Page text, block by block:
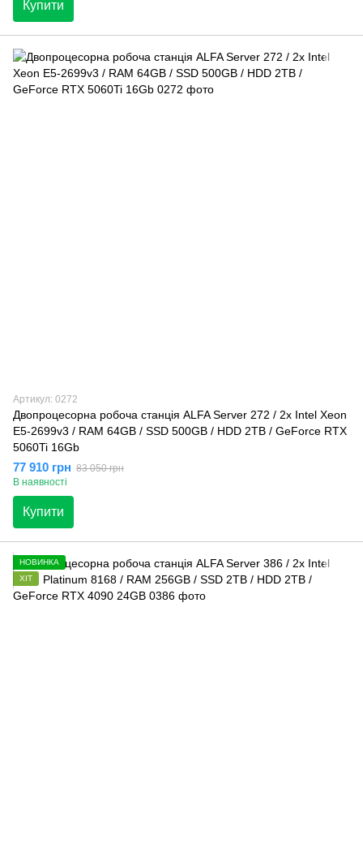
Купити
Артикул: 0272
Двопроцесорна робоча станція ALFA Server 272 / 2x Intel Xeon
E5-2699v3 / RAM 64GB / SSD 500GB / HDD 2TB / GeForce RTX
5060Ti 16Gb
77 910 грн 83 050 грн
В наявності
Купити
НОВИНКА
ХІТ